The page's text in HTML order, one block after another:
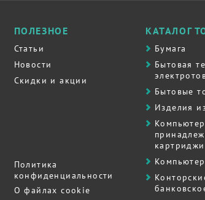
ПОЛЕЗНОЕ
Статьи
Новости
Скидки и акции
Политика
конфиденциальности
О файлах cookie
КАТАЛОГ
Бумага
Бытовая
Бытовые
Изделия
картриджи